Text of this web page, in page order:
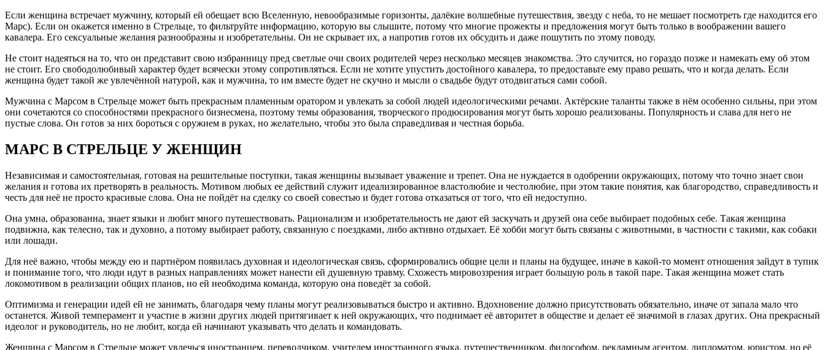
Если женщина встречает мужчину, который ей обещает всю Вселенную, невообразимые горизонты, далёкие волшебные путешествия, звезду с неба, то не мешает посмотреть где находится его
Марс). Если он окажется именно в Стрельце, то фильтруйте информацию, которую вы слышите, потому что многие прожекты и предложения могут быть только в воображении вашего
кавалера. Его сексуальные желания разнообразны и изобретательны. Он не скрывает их, а напротив готов их обсудить и даже пошутить по этому поводу.
Не стоит надеяться на то, что он представит свою избранницу пред светлые очи своих родителей через несколько месяцев знакомства. Это случится, но гораздо позже и намекать ему об этом
не стоит. Его свободолюбивый характер будет всячески этому сопротивляться. Если не хотите упустить достойного кавалера, то предоставьте ему право решать, что и когда делать. Если
женщина будет такой же увлечённой натурой, как и мужчина, то им вместе будет не скучно и мысли о свадьбе будут отодвигаться сами собой.
Мужчина с Марсом в Стрельце может быть прекрасным пламенным оратором и увлекать за собой людей идеологическими речами. Актёрские таланты также в нём особенно сильны, при этом
они сочетаются со способностями прекрасного бизнесмена, поэтому темы образования, творческого продюсирования могут быть хорошо реализованы. Популярность и слава для него не
пустые слова. Он готов за них бороться с оружием в руках, но желательно, чтобы это была справедливая и честная борьба.
МАРС В СТРЕЛЬЦЕ У ЖЕНЩИН
Независимая и самостоятельная, готовая на решительные поступки, такая женщины вызывает уважение и трепет. Она не нуждается в одобрении окружающих, потому что точно знает свои
желания и готова их претворять в реальность. Мотивом любых ее действий служит идеализированное властолюбие и честолюбие, при этом такие понятия, как благородство, справедливость и
честь для неё не просто красивые слова. Она не пойдёт на сделку со своей совестью и будет готова отказаться от того, что ей недоступно.
Она умна, образованна, знает языки и любит много путешествовать. Рационализм и изобретательность не дают ей заскучать и друзей она себе выбирает подобных себе. Такая женщина
подвижна, как телесно, так и духовно, а потому выбирает работу, связанную с поездками, либо активно отдыхает. Её хобби могут быть связаны с животными, в частности с такими, как собаки
или лошади.
Для неё важно, чтобы между ею и партнёром появилась духовная и идеологическая связь, сформировались общие цели и планы на будущее, иначе в какой-то момент отношения зайдут в тупик
и понимание того, что люди идут в разных направлениях может нанести ей душевную травму. Схожесть мировоззрения играет большую роль в такой паре. Такая женщина может стать
локомотивом в реализации общих планов, но ей необходима команда, которую она поведёт за собой.
Оптимизма и генерации идей ей не занимать, благодаря чему планы могут реализовываться быстро и активно. Вдохновение должно присутствовать обязательно, иначе от запала мало что
останется. Живой темперамент и участие в жизни других людей притягивает к ней окружающих, что поднимает её авторитет в обществе и делает её значимой в глазах других. Она прекрасный
идеолог и руководитель, но не любит, когда ей начинают указывать что делать и командовать.
Женщина с Марсом в Стрельце может увлечься иностранцем, переводчиком, учителем иностранного языка, путешественником, философом, рекламным агентом, дипломатом, юристом, но её